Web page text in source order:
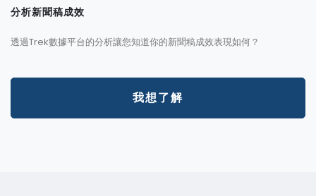
分析新聞稿成效
透過Trek數據平台的分析讓您知道你的新聞稿成效表現如何？
我想了解